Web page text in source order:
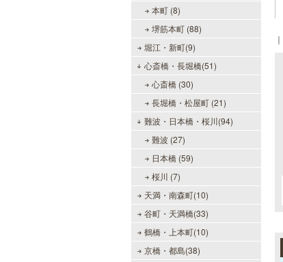
本町 (8)
堺筋本町 (88)
堀江・新町(9)
心斎橋・長堀橋(51)
心斎橋 (30)
長堀橋・松屋町 (21)
難波・日本橋・桜川(94)
難波 (27)
日本橋 (59)
桜川 (7)
天満・南森町(10)
谷町・天満橋(33)
鶴橋・上本町(10)
京橋・都島(38)
｜